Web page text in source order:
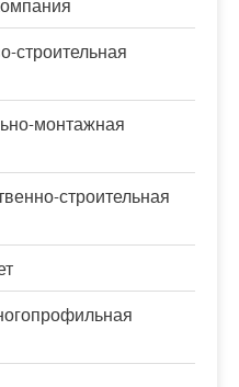
строительная
монтажная
строительная